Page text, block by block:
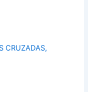
CRUZADAS,